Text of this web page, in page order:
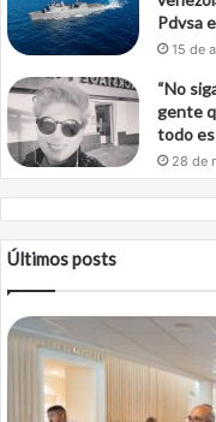
Pdvsa
15 de
“No
gente
todo es
28 de
Últimos posts